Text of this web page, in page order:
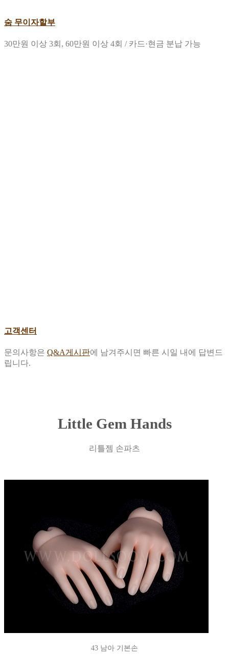
숨 무이자할부
30만원 이상 3회, 60만원 이상 4회 / 카드·현금 분납 가능
고객센터
문의사항은 Q&A게시판에 남겨주시면 빠른 시일 내에 답변드
립니다.
Little Gem Hands
리틀젬 손파츠
43 남아 기본손